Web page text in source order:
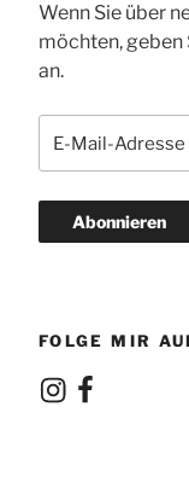
Wenn Sie über
möchten, geben
an.
Mail-
Abonnieren
FOLGE MIR
Instagram
Facebook